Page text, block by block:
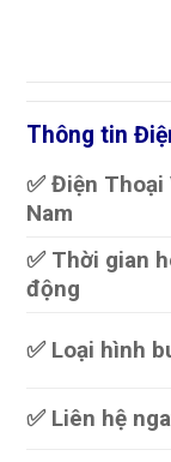
Thông tin
✅ Điện Thoại
Nam
✅ Thời gian
động
✅ Loại hình
✅ Liên hệ